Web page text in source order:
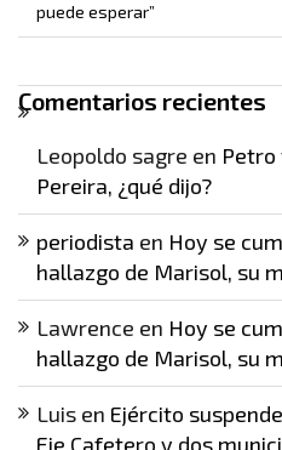
puede esperar”
Comentarios recientes
Leopoldo sagre en Petro
Pereira, ¿qué dijo?
periodista en Hoy se
hallazgo de Marisol, su
Lawrence en Hoy se
hallazgo de Marisol, su
Luis en Ejército
Eje Cafetero y dos